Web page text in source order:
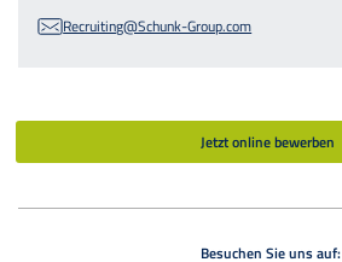
Recruiting@Schunk-Group.com
Jetzt online bewerben
Besuchen Sie uns auf: